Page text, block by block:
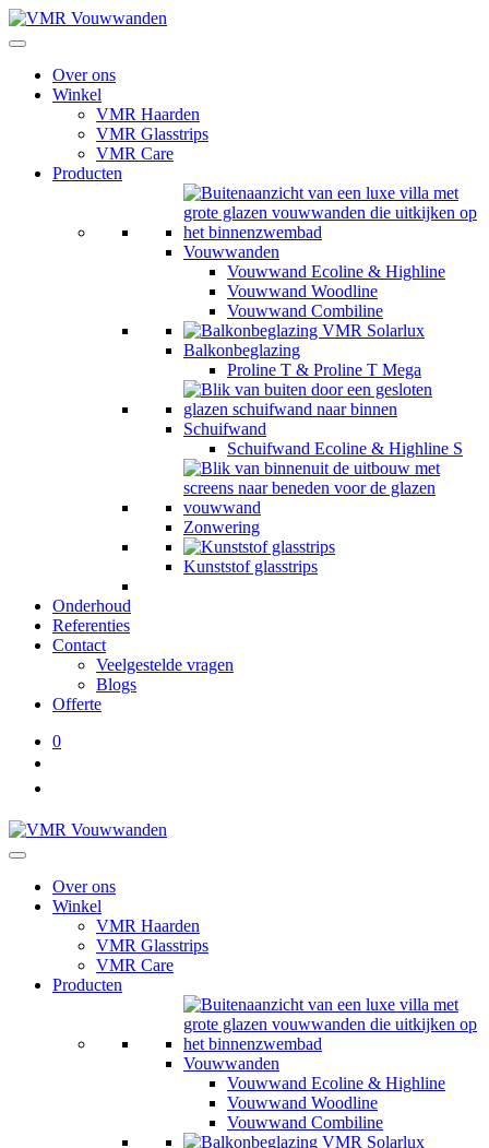
Over ons
Winkel
VMR Haarden
VMR Glasstrips
VMR Care
Producten
Vouwwanden
Vouwwand Ecoline & Highline
Vouwwand Woodline
Vouwwand Combiline
Balkonbeglazing
Proline T & Proline T Mega
Schuifwand
Schuifwand Ecoline & Highline S
Zonwering
Kunststof glasstrips
Onderhoud
Referenties
Contact
Veelgestelde vragen
Blogs
Offerte
0
Over ons
Winkel
VMR Haarden
VMR Glasstrips
VMR Care
Producten
Vouwwanden
Vouwwand Ecoline & Highline
Vouwwand Woodline
Vouwwand Combiline